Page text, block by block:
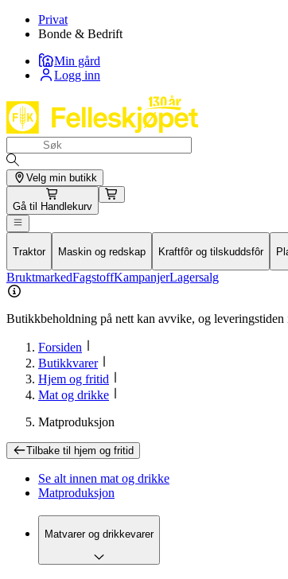
Privat
Bonde & Bedrift
Min gård
Logg inn
Velg min butikk
Gå til Handlekurv
Traktor Maskin og redskap Kraftfôr og tilskuddsfôr
BruktmarkedFagstoffKampanjerLagersalg
Butikkbeholdning på nett kan avvike, og
Forsiden
Butikkvarer
Hjem og fritid
Mat og drikke
Matproduksjon
Tilbake til hjem og fritid
Se alt innen mat og drikke
Matproduksjon
Matvarer og drikkevarer